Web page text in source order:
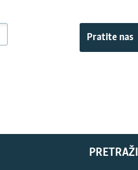
Pratite nas
PRETRAŽI